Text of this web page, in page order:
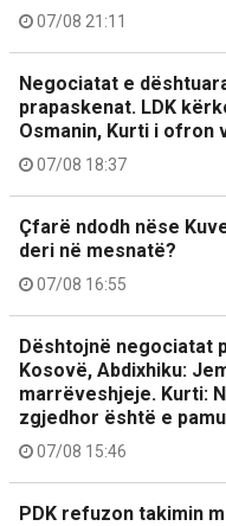
07/08 21:11
Negociatat e
prapaskenat. LDK
Osmanin, Kurti i ofron
07/08 18:37
Çfarë ndodh nëse
deri në mesnatë?
07/08 16:55
Dështojnë negociatat
Kosovë, Abdixhiku:
marrëveshjeje. Kurti:
zgjedhor është e
07/08 15:46
PDK refuzon takimin